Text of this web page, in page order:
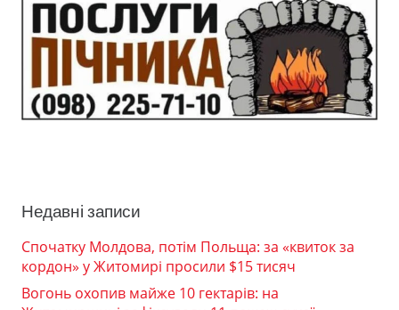
Недавні записи
Спочатку Молдова, потім Польща: за «квиток за
кордон» у Житомирі просили $15 тисяч
Вогонь охопив майже 10 гектарів: на